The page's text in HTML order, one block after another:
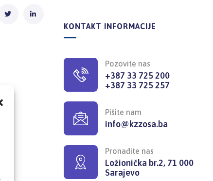
KONTAKT INFORMACIJE
Pozovite nas
+387 33 725 200
+387 33 725 257
Pišite nam
info@kzzosa.ba
Pronađite nas
Ložionička br.2, 71 000
Sarajevo